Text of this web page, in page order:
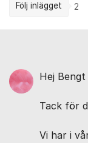
Följ inlägget 2
Hej Bengt
Tack för
Vi har i